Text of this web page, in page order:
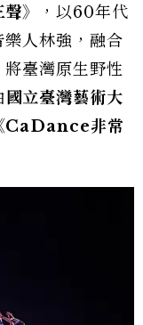
》
，以60年代
人林強，融合
臺灣原生野性
國立臺灣藝術大
CaDance非常